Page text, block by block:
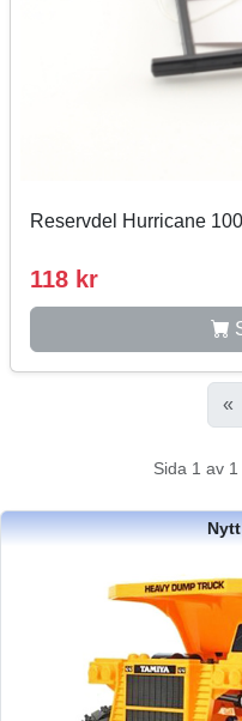
Reservdel Hurricane
118 kr
«
Sida 1 av